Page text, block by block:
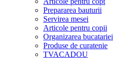
Prepararea bauturii
Servirea mesei
Articole pentru copii
Organizarea bucatariei
Produse de curatenie
TVACADOU